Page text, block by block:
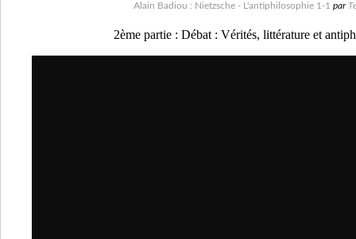
Alain Badiou : Nietzsche - L'antiphilosophie 1-1 par
2ème partie : Débat : Vérités, littérature et